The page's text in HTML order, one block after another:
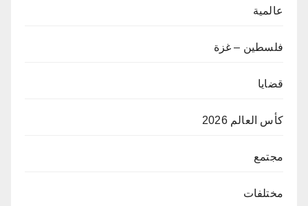
عالمية
فلسطين – غزة
قضايا
كأس العالم 2026
مجتمع
مختلفات